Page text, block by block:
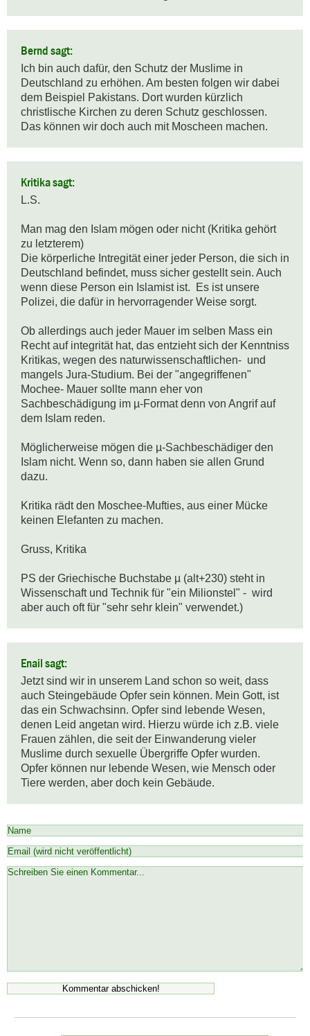
Bernd sagt:
Ich bin auch dafür, den Schutz der Muslime in
Deutschland zu erhöhen. Am besten folgen wir dabei
dem Beispiel Pakistans. Dort wurden kürzlich
christlische Kirchen zu deren Schutz geschlossen.
Das können wir doch auch mit Moscheen machen.
Kritika sagt:
L.S.
Man mag den Islam mögen oder nicht (Kritika gehört
zu letzterem)
Die körperliche Intregität einer jeder Person, die sich in
Deutschland befindet, muss sicher gestellt sein. Auch
wenn diese Person ein Islamist ist.  Es ist unsere
Polizei, die dafür in hervorragender Weise sorgt.
Ob allerdings auch jeder Mauer im selben Mass ein
Recht auf integrität hat, das entzieht sich der Kenntniss
Kritikas, wegen des naturwissenschaftlichen-  und
mangels Jura-Studium. Bei der "angegriffenen"
Mochee- Mauer sollte mann eher von
Sachbeschädigung im µ-Format denn von Angrif auf
dem Islam reden.
Möglicherweise mögen die µ-Sachbeschädiger den
Islam nicht. Wenn so, dann haben sie allen Grund
dazu.
Kritika rädt den Moschee-Mufties, aus einer Mücke
keinen Elefanten zu machen.
Gruss, Kritika
PS der Griechische Buchstabe µ (alt+230) steht in
Wissenschaft und Technik für "ein Milionstel" -  wird
aber auch oft für "sehr sehr klein" verwendet.)
Enail sagt:
Jetzt sind wir in unserem Land schon so weit, dass
auch Steingebäude Opfer sein können. Mein Gott, ist
das ein Schwachsinn. Opfer sind lebende Wesen,
denen Leid angetan wird. Hierzu würde ich z.B. viele
Frauen zählen, die seit der Einwanderung vieler
Muslime durch sexuelle Übergriffe Opfer wurden.
Opfer können nur lebende Wesen, wie Mensch oder
Tiere werden, aber doch kein Gebäude.